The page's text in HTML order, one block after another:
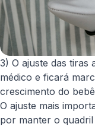
3) O ajuste das
médico e ficará
crescimento do
O ajuste mais
por manter o